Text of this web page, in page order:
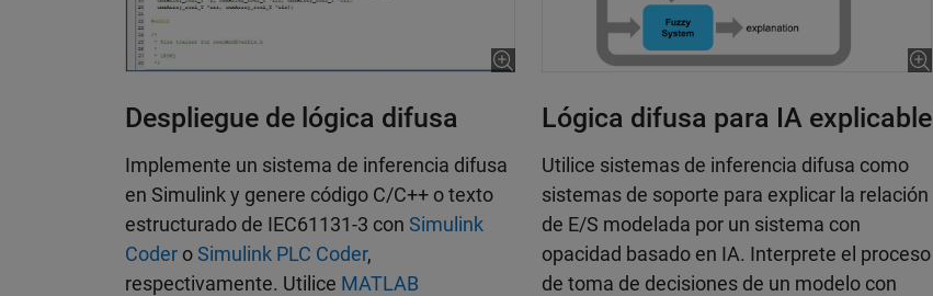
Despliegue de lógica difusa
Implemente un sistema de inferencia difusa
en Simulink y genere código C/C++ o texto
estructurado de IEC61131-3 con Simulink
Coder oSimulink PLC Coder,
respectivamente. Utilice MATLAB
Lógica difusa para IA explicable
Utilice sistemas de inferencia difusa como
sistemas de soporte para explicar la relación
de E/S modelada por un sistema con
opacidad basado en IA. Interprete el proceso
de toma de decisiones de un modelo con